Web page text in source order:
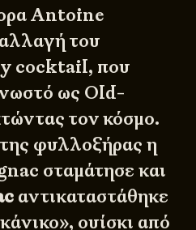
Antoine
του
cocktail, που
ως Old-
τον κόσμο.
φυλλοξήρας η
σταμάτησε και
αντικαταστάθηκε
ουίσκι από